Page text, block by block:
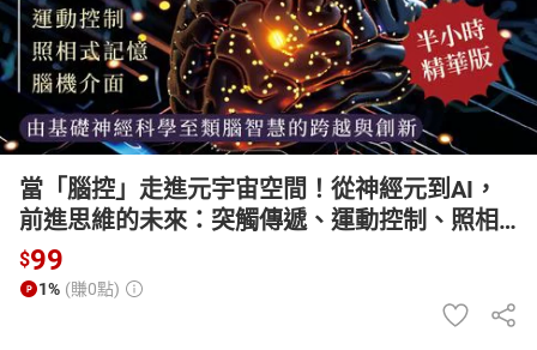
當「腦控」走進元宇宙空間！從神經元到AI，
前進思維的未來：突觸傳遞、運動控制、照相
式記憶、腦機介面……由基礎神經科學至類腦智
慧的跨越與創新【有聲書】
$99
1% (賺0點)